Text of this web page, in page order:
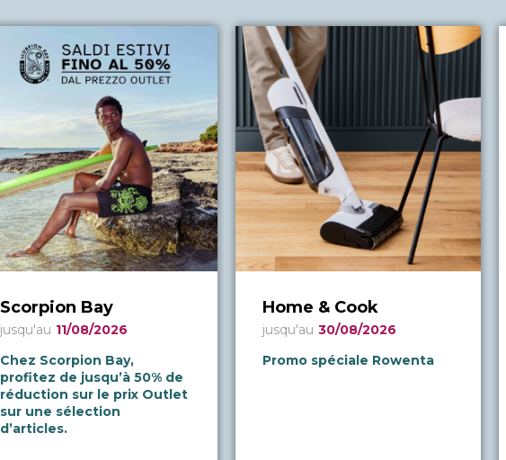
Scorpion Bay
jusqu'au 11/08/2026
Chez Scorpion Bay,
profitez de jusqu’à 50% de
réduction sur le prix Outlet
sur une sélection
d’articles.
Home & Cook
jusqu'au 30/08/2026
Promo spéciale Rowenta